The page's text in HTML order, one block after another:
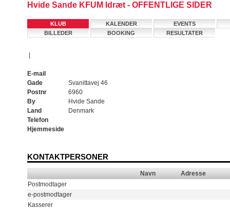
Hvide Sande KFUM Idræt - OFFENTLIGE SIDER
KLUB KALENDER
EVENTS
BILLEDER
BOOKING RESULTATER
E-mail
Gade
Svanittavej 46
Postnr
6960
By
Hvide Sande
Land
Denmark
Telefon
Hjemmeside
KONTAKTPERSONER
Navn
Adresse
Postmodtager
e-postmodtager
Kasserer